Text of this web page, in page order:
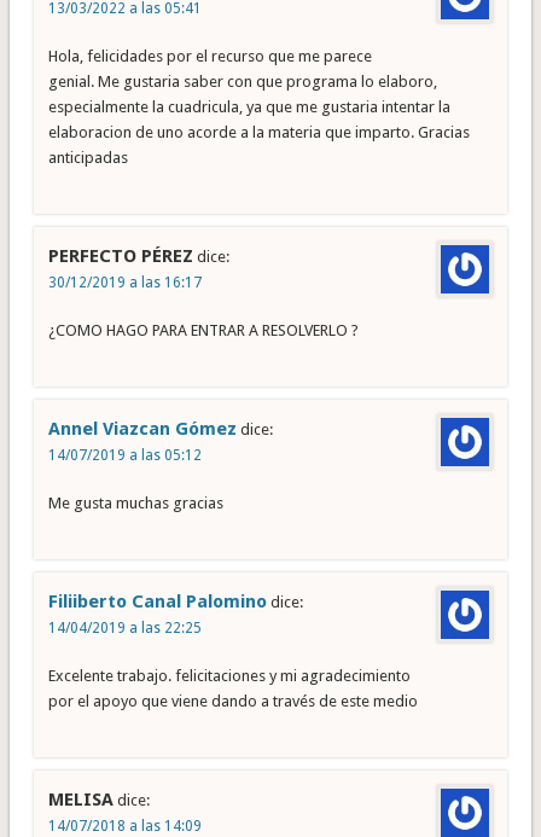
13/03/2022 a las 05:41
Hola, felicidades por el recurso que me parece
genial. Me gustaria saber con que programa lo elaboro,
especialmente la cuadricula, ya que me gustaria intentar la
elaboracion de uno acorde a la materia que imparto. Gracias
anticipadas
PERFECTO PÉREZ dice:
30/12/2019 a las 16:17
¿COMO HAGO PARA ENTRAR A RESOLVERLO ?
Annel Viazcan Gómez dice:
14/07/2019 a las 05:12
Me gusta muchas gracias
Filiiberto Canal Palomino dice:
14/04/2019 a las 22:25
Excelente trabajo. felicitaciones y mi agradecimiento
por el apoyo que viene dando a través de este medio
MELISA dice:
14/07/2018 a las 14:09